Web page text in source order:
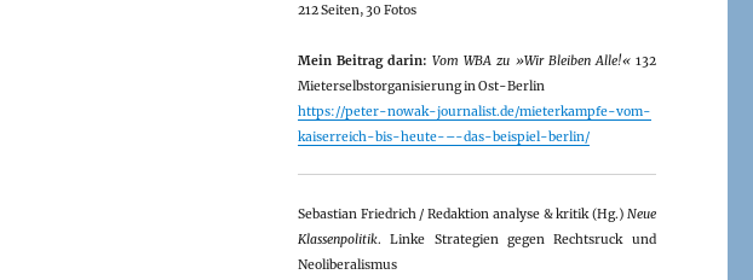
212 Seiten, 30 Fotos
Mein Beitrag darin: Vom WBA zu »Wir Bleiben Alle!«132
Mieterselbstorganisierung in Ost-Berlin
https://peter-nowak-journalist.de/mieterkampfe-vom-
kaiserreich-bis-heute-–-das-beispiel-berlin/
Sebastian Friedrich / Redaktion analyse & kritik (Hg.) Neue
Klassenpolitik. Linke Strategien gegen Rechtsruck und
Neoliberalismus